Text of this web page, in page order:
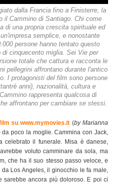
dalla Francia fino a Finisterre, la
il Cammino di Santiago. Chi come
di una propria crescita spirituale ed
semplice, e nonostante
persone hanno tentato questo
cinquecento miglia. Sei Vie per
totale che cattura e racconta le
pellegrini affrontano durante l'antico
I protagonisti del film sono persone
anni), nazionalità, cultura e
rappresenta qualcosa di
affrontano per cambiare se stessi.
su www.mymovies.it (by Marianna
poco la moglie. Cammina con Jack,
celebrato il funerale. Misa è danese,
voluto camminare da sola, ma
che ha il suo stesso passo veloce, e
Los Angeles, il ginocchio le fa male,
sarebbe ancora più doloroso. E poi ci